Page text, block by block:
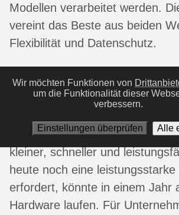
Wir möchten Funktionen von
um die Funktionalität dieser
verbessern.
Einstellungen überprüfen Alle
Modellen verarbeitet werden.
vereint das Beste aus beiden
Flexibilität und Datenschutz.
Ausblick
schreitet rasant voran. Die
kleiner, schneller und
heute noch eine leistungsstarke
erfordert, könnte in einem Jahr
Hardware laufen. Für